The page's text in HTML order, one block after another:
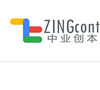
内